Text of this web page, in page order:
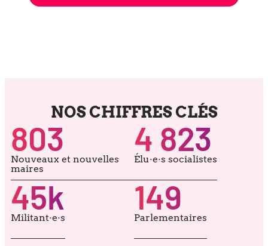
NOS CHIFFRES CLÉS
Nouveaux et nou­velles
maires
803
Élu·e·s socia­listes
4 823
Militant·e·s
45k
Parlementaires
149